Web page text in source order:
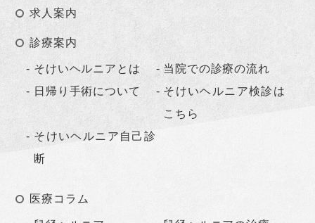
求人案内
診療案内
そけいヘルニアとは
当院での診療の流れ
日帰り手術について
そけいヘルニア検診は
こちら
そけいヘルニア自己診
断
医療コラム